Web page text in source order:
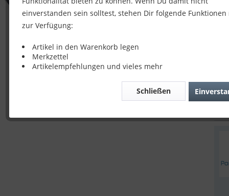
einverstanden sein solltest, stehen Dir folgende
zur Verfügung:
Artikel in den Warenkorb legen
Merkzettel
Artikelempfehlungen und vieles mehr
Schließen